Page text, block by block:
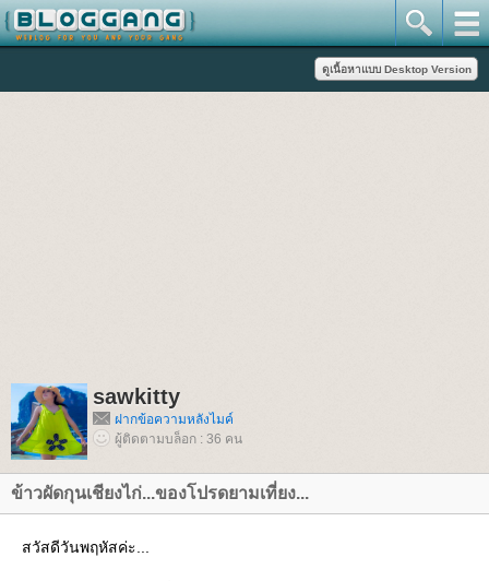
sawkitty
ฝากข้อความหลังไมค์
ผู้ติดตามบล็อก : 36 คน
ข้าวผัดกุนเชียงไก่...ของโปรดยามเที่ยง...
สวัสดีวันพฤหัสค่ะ...